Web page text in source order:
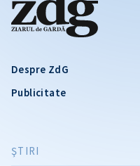
Despre ZdG
Publicitate
ŞTIRI